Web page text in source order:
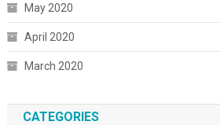
May 2020
April 2020
March 2020
CATEGORIES